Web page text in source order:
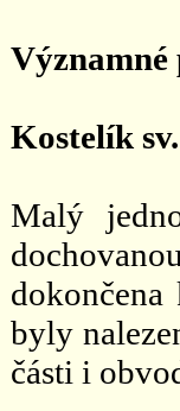
Kostelík
Malý
byly
části i